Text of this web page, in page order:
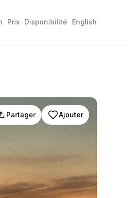
Prix Disponibilité English
Partager Ajouter